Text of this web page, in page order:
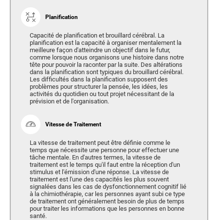
Planification
Capacité de planification et brouillard cérébral. La
planification est la capacité à organiser mentalement la
meilleure façon d'atteindre un objectif dans le futur,
comme lorsque nous organisons une histoire dans notre
tête pour pouvoir la raconter par la suite. Des altérations
dans la planification sont typiques du brouillard cérébral.
Les difficultés dans la planification supposent des
problèmes pour structurer la pensée, les idées, les
activités du quotidien ou tout projet nécessitant de la
prévision et de l'organisation.
Vitesse de Traitement
La vitesse de traitement peut être définie comme le
temps que nécessite une personne pour effectuer une
tâche mentale. En d'autres termes, la vitesse de
traitement est le temps qu'il faut entre la réception d'un
stimulus et l'émission d'une réponse. La vitesse de
traitement est l'une des capacités les plus souvent
signalées dans les cas de dysfonctionnement cognitif lié
à la chimiothérapie, car les personnes ayant subi ce type
de traitement ont généralement besoin de plus de temps
pour traiter les informations que les personnes en bonne
santé.